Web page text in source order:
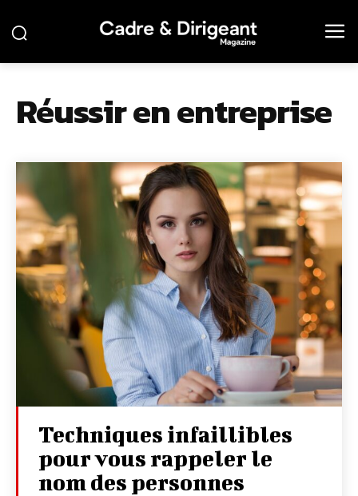
Réussir en entreprise
Techniques infaillibles
pour vous rappeler le
nom des personnes